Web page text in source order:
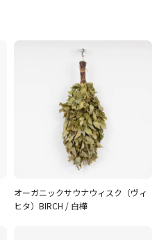
オーガニックサウナウィスク（ヴィ
ヒタ）BIRCH / 白樺